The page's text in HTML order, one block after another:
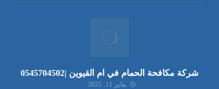
شركة مكافحة الحمام في ام القيوين |0545704502
يناير 11, 2025